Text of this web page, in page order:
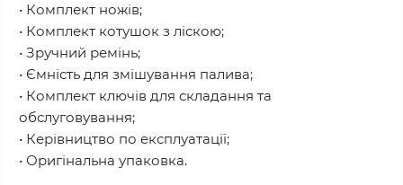
• Комплект ножів;
• Комплект котушок з ліскою;
• Зручний ремінь;
• Ємність для змішування палива;
• Комплект ключів для складання та
обслуговування;
• Керівництво по експлуатації;
• Оригінальна упаковка.